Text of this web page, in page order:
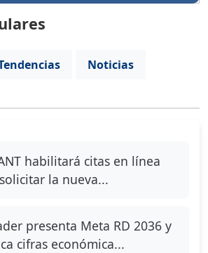
Noticias
habilitará citas en línea
la nueva...
presenta Meta RD 2036 y
cifras económica...